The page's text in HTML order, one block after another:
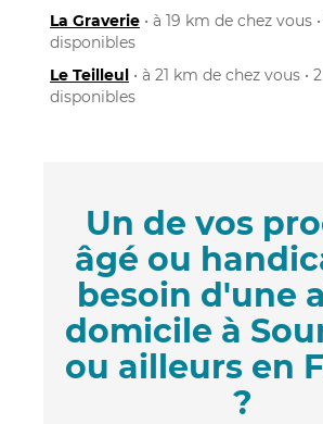
La Graverie • à 19 km de chez vous
disponibles
Le Teilleul • à 21 km de chez vous •
disponibles
Un de vos
âgé ou
besoin d'une
domicile à
ou ailleurs en
?